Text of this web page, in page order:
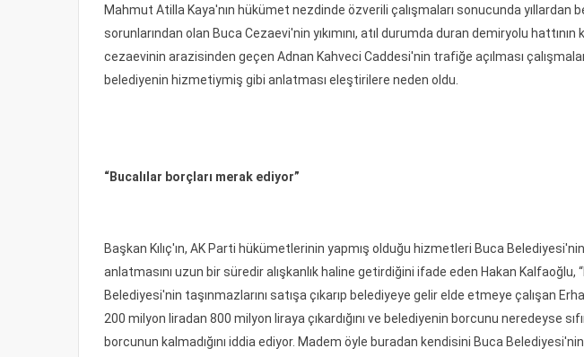
Mahmut Atilla Kaya'nın hükümet nezdinde özverili çalışmaları sonucunda yıllardan
sorunlarından olan Buca Cezaevi'nin yıkımını, atıl durumda duran demiryolu hattının
cezaevinin arazisinden geçen Adnan Kahveci Caddesi'nin trafiğe açılması
belediyenin hizmetiymiş gibi anlatması eleştirilere neden oldu.
“Bucalılar borçları merak ediyor”
Başkan Kılıç'ın, AK Parti hükümetlerinin yapmış olduğu hizmetleri Buca
anlatmasını uzun bir süredir alışkanlık haline getirdiğini ifade eden Hakan Kalfaoğlu,
Belediyesi'nin taşınmazlarını satışa çıkarıp belediyeye gelir elde etmeye çalışan
200 milyon liradan 800 milyon liraya çıkardığını ve belediyenin borcunu neredeyse
borcunun kalmadığını iddia ediyor. Madem öyle buradan kendisini Buca